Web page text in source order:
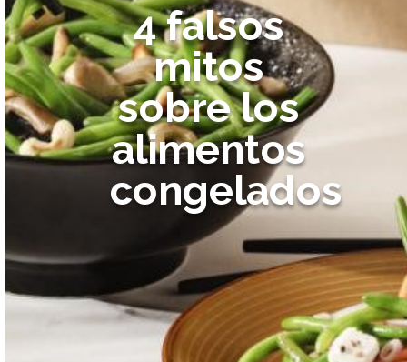
4 falsos
mitos
sobre los
alimentos
congelados